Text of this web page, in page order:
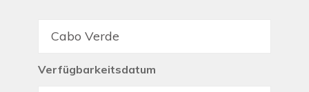
Verfügbarkeitsdatum